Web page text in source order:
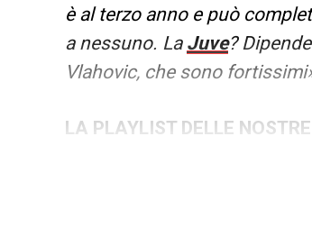
è al terzo anno e può
a nessuno. La Juve?
Vlahovic, che sono
LA PLAYLIST DELLE